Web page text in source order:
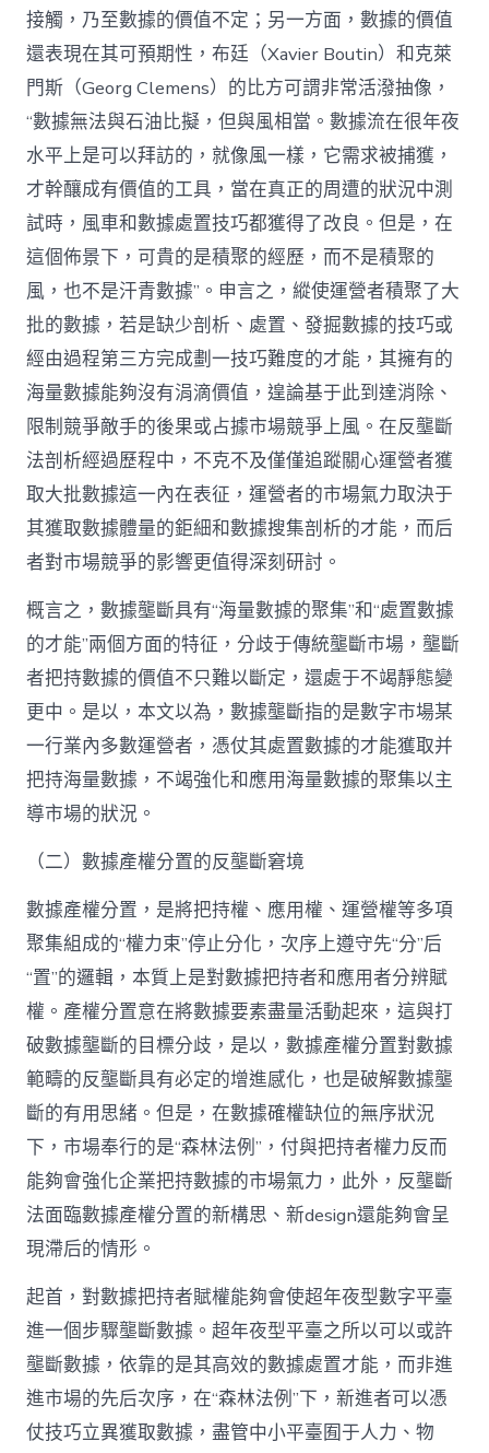
接觸，乃至數據的價值不定；另一方面，數據的價值
還表現在其可預期性，布廷（Xavier Boutin）和克萊
門斯（Georg Clemens）的比方可謂非常活潑抽像，
“數據無法與石油比擬，但與風相當。數據流在很年夜
水平上是可以拜訪的，就像風一樣，它需求被捕獲，
才幹釀成有價值的工具，當在真正的周遭的狀況中測
試時，風車和數據處置技巧都獲得了改良。但是，在
這個佈景下，可貴的是積聚的經歷，而不是積聚的
風，也不是汗青數據”。申言之，縱使運營者積聚了大
批的數據，若是缺少剖析、處置、發掘數據的技巧或
經由過程第三方完成劃一技巧難度的才能，其擁有的
海量數據能夠沒有涓滴價值，遑論基于此到達消除、
限制競爭敵手的後果或占據市場競爭上風。在反壟斷
法剖析經過歷程中，不克不及僅僅追蹤關心運營者獲
取大批數據這一內在表征，運營者的市場氣力取決于
其獲取數據體量的鉅細和數據搜集剖析的才能，而后
者對市場競爭的影響更值得深刻研討。
概言之，數據壟斷具有“海量數據的聚集”和“處置數據
的才能”兩個方面的特征，分歧于傳統壟斷市場，壟斷
者把持數據的價值不只難以斷定，還處于不竭靜態變
更中。是以，本文以為，數據壟斷指的是數字市場某
一行業內多數運營者，憑仗其處置數據的才能獲取并
把持海量數據，不竭強化和應用海量數據的聚集以主
導市場的狀況。
（二）數據產權分置的反壟斷窘境
數據產權分置，是將把持權、應用權、運營權等多項
聚集組成的“權力束”停止分化，次序上遵守先“分”后
“置”的邏輯，本質上是對數據把持者和應用者分辨賦
權。產權分置意在將數據要素盡量活動起來，這與打
破數據壟斷的目標分歧，是以，數據產權分置對數據
範疇的反壟斷具有必定的增進感化，也是破解數據壟
斷的有用思緒。但是，在數據確權缺位的無序狀況
下，市場奉行的是“森林法例”，付與把持者權力反而
能夠會強化企業把持數據的市場氣力，此外，反壟斷
法面臨數據產權分置的新構思、新design還能夠會呈
現滯后的情形。
起首，對數據把持者賦權能夠會使超年夜型數字平臺
進一個步驟壟斷數據。超年夜型平臺之所以可以或許
壟斷數據，依靠的是其高效的數據處置才能，而非進
進市場的先后次序，在“森林法例”下，新進者可以憑
仗技巧立異獲取數據，盡管中小平臺囿于人力、物